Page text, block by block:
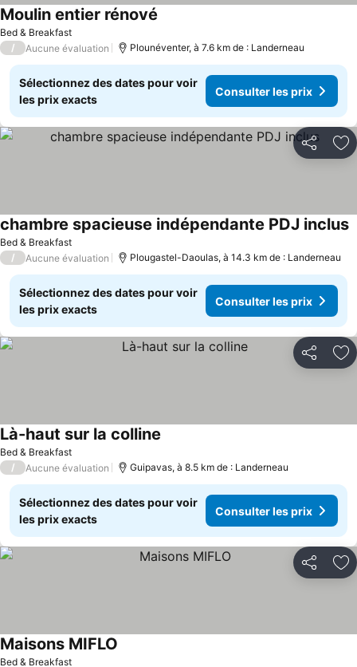
Bed & Breakfast
Moulin entier rénové
/ Aucune évaluation Plounéventer, à 7.6 km de : Landerneau
Sélectionnez des dates pour voir
les prix exacts
Consulter les prix
Partager
Bed & Breakfast
chambre spacieuse indépendante PDJ inclus
/ Aucune évaluation Plougastel-Daoulas, à 14.3 km de : Landerneau
Sélectionnez des dates pour voir
les prix exacts
Consulter les prix
Partager
Bed & Breakfast
Là-haut sur la colline
/ Aucune évaluation Guipavas, à 8.5 km de : Landerneau
Sélectionnez des dates pour voir
les prix exacts
Consulter les prix
Partager
Bed & Breakfast
Maisons MIFLO